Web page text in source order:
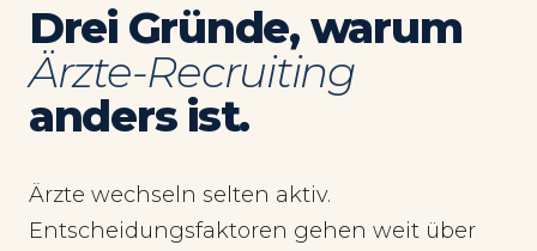
Drei Gründe, warum
Ärzte-Recruiting
anders ist.
Ärzte wechseln selten aktiv.
Entscheidungsfaktoren gehen weit über